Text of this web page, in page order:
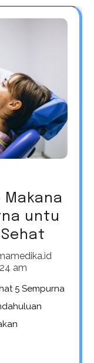
Makana
untu
am
5 Sempurna